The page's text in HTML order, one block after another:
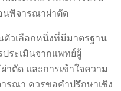
นพิจารณาผ่าตัด
ตัวเลือกหนึ่งที่มีมาตรฐาน
ระเมินจากแพทย์ผู้
ตัด และการเข้าใจความ
รณา ควรขอคำปรึกษาเชิง